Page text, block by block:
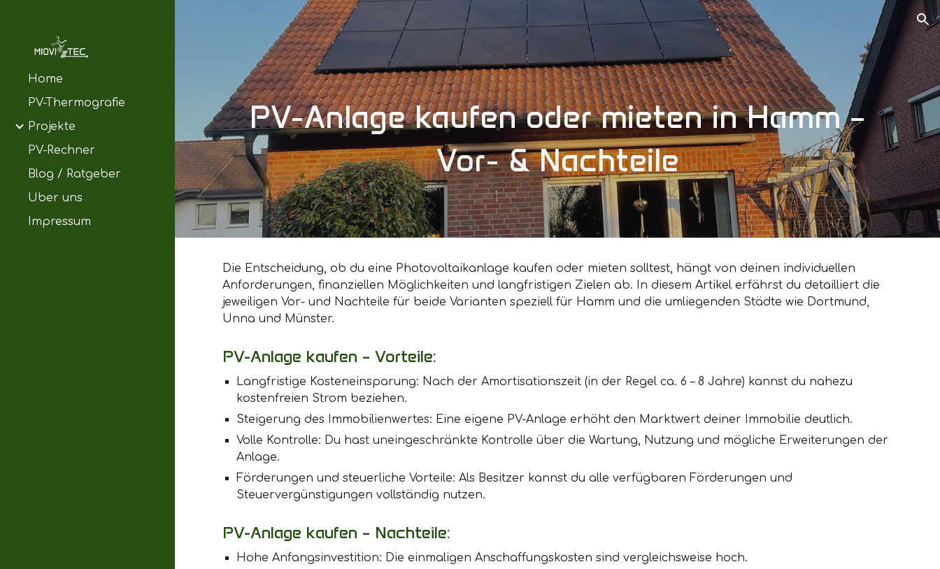
Skip to main content Skip to navigation
Home
PV-Thermografie
Projekte
PV-Rechner
Blog / Ratgeber
Über uns
Impressum
PV-Anlage kaufen oder mieten in Hamm –
Vor- & Nachteile
Die Entscheidung, ob du eine Photovoltaikanlage kaufen oder mieten solltest, hängt von deinen individuellen
Anforderungen, finanziellen Möglichkeiten und langfristigen Zielen ab. In diesem Artikel erfährst du detailliert die
jeweiligen Vor- und Nachteile für beide Varianten speziell für Hamm und die umliegenden Städte wie Dortmund,
Unna und Münster.
PV-Anlage kaufen – Vorteile:
Langfristige Kosteneinsparung: Nach der Amortisationszeit (in der Regel ca. 6 – 8 Jahre) kannst du nahezu
kostenfreien Strom beziehen.
Steigerung des Immobilienwertes: Eine eigene PV-Anlage erhöht den Marktwert deiner Immobilie deutlich.
Volle Kontrolle: Du hast uneingeschränkte Kontrolle über die Wartung, Nutzung und mögliche Erweiterungen der
Anlage.
Förderungen und steuerliche Vorteile: Als Besitzer kannst du alle verfügbaren Förderungen und
Steuervergünstigungen vollständig nutzen.
PV-Anlage kaufen – Nachteile:
Hohe Anfangsinvestition: Die einmaligen Anschaffungskosten sind vergleichsweise hoch.